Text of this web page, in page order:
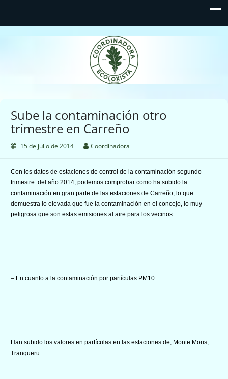
Coordinadora Ecoloxista
d'Asturies
Sube la contaminación otro
trimestre en Carreño
15 de julio de 2014 Coordinadora
Con los datos de estaciones de control de la contaminación segundo
trimestre del año 2014, podemos comprobar como ha subido la
contaminación en gran parte de las estaciones de Carreño, lo que
demuestra lo elevada que fue la contaminación en el concejo, lo muy
peligrosa que son estas emisiones al aire para los vecinos.
– En cuanto a la contaminación por partículas PM10:
Han subido los valores en partículas en las estaciones de; Monte Moris,
Tranqueru